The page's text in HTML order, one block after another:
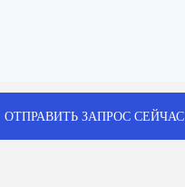
ОТПРАВИТЬ ЗАПРОС СЕЙЧАС